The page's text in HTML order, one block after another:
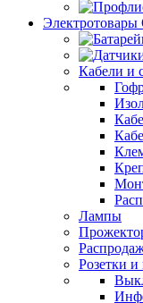
Кабели и
Лампы
Розетки